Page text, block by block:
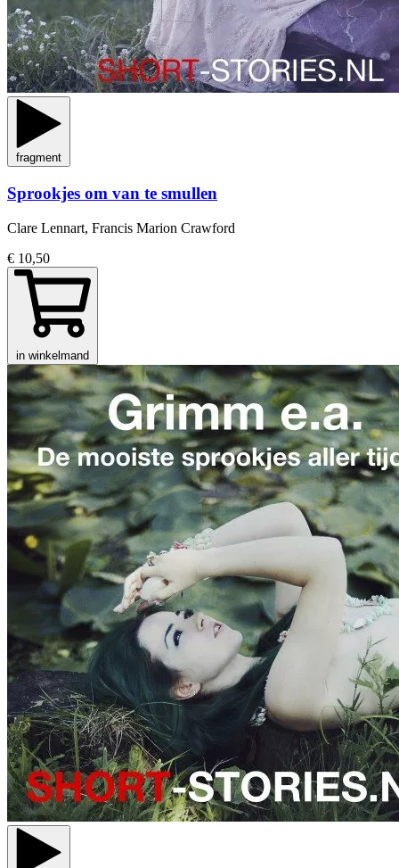
fragment
Sprookjes om van te smullen
Clare Lennart, Francis Marion Crawford
€ 10,50
in winkelmand